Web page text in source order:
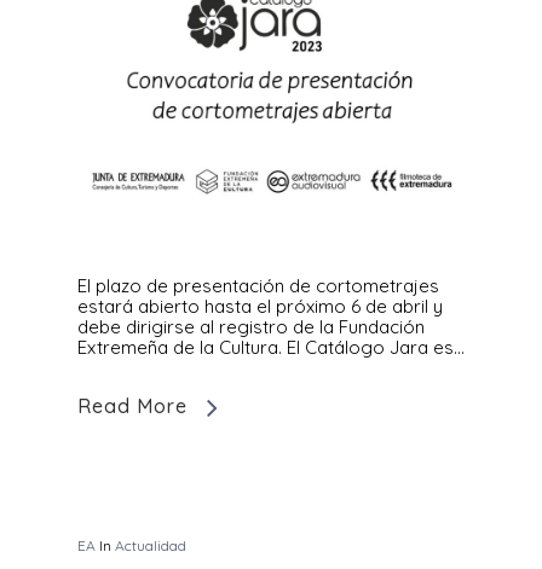
El plazo de presentación de cortometrajes
estará abierto hasta el próximo 6 de abril y
debe dirigirse al registro de la Fundación
Extremeña de la Cultura. El Catálogo Jara es…
Read More
EA In Actualidad